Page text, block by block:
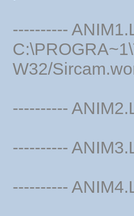
----------
W32/
----------
----------
----------